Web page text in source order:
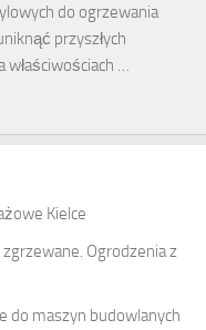
do ogrzewania
przyszłych
właściwościach …
Kielce
Ogrodzenia z
do maszyn budowlanych